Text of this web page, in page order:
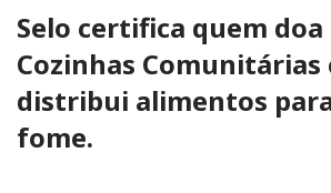
Selo certifica quem doa
Cozinhas Comunitárias
distribui alimentos
fome.